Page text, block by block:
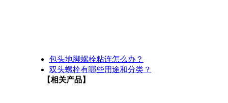
包头地脚螺栓粘连怎么办？
双头螺栓有哪些用途和分类？
【相关产品】